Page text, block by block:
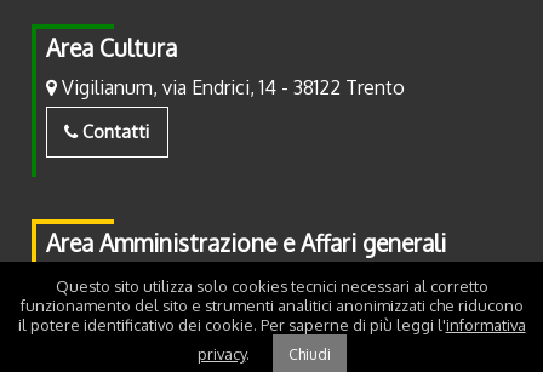
Area Cultura
Vigilianum, via Endrici, 14 - 38122 Trento
Contatti
Area Amministrazione e Affari generali
Piazza Fiera, 2 - 38122 Trento
Contatti
Questo sito utilizza solo cookies tecnici necessari al corretto
funzionamento del sito e strumenti analitici anonimizzati che riducono
il potere identificativo dei cookie. Per saperne di più leggi l'informativa
privacy. Chiudi